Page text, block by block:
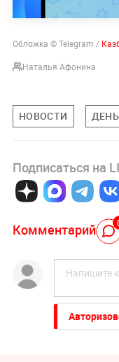
Обложка © Telegram /
Наталья Афонина
НОВОСТИ
Подписаться на
Комментарий